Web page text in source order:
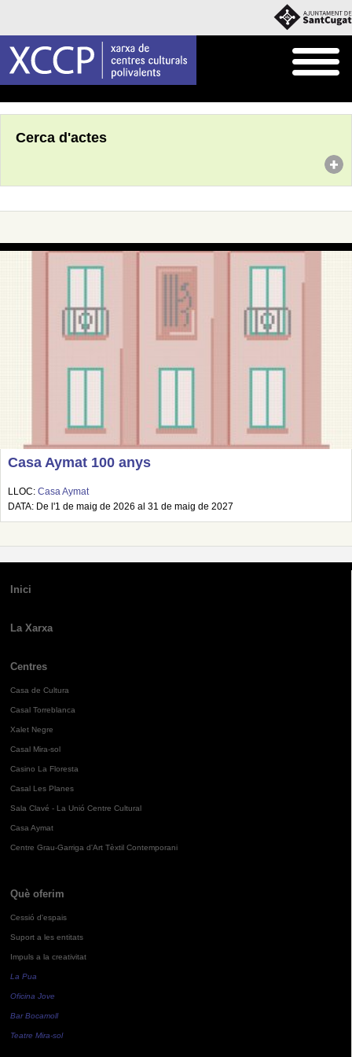
Cerca d'actes
Casa Aymat 100 anys
LLOC: Casa Aymat
DATA: De l'1 de maig de 2026 al 31 de maig de 2027
Inici
La Xarxa
Centres
Casa de Cultura
Casal Torreblanca
Xalet Negre
Casal Mira-sol
Casino La Floresta
Casal Les Planes
Sala Clavé - La Unió Centre Cultural
Casa Aymat
Centre Grau-Garriga d'Art Tèxtil Contemporani
Què oferim
Cessió d'espais
Suport a les entitats
Impuls a la creativitat
La Pua
Oficina Jove
Bar Bocamoll
Teatre Mira-sol